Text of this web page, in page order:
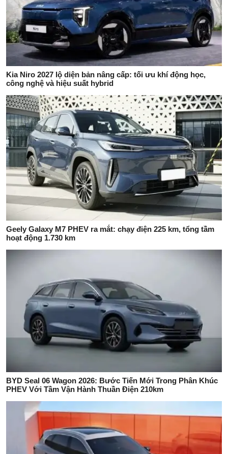
Kia Niro 2027 lộ diện bản nâng cấp: tối ưu khí động học,
công nghệ và hiệu suất hybrid
Geely Galaxy M7 PHEV ra mắt: chạy điện 225 km, tổng tầm
hoạt động 1.730 km
BYD Seal 06 Wagon 2026: Bước Tiến Mới Trong Phân Khúc
PHEV Với Tầm Vận Hành Thuần Điện 210km